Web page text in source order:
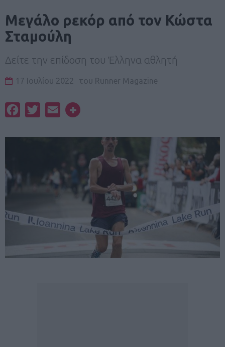
Μεγάλο ρεκόρ από τον Κώστα
Σταμούλη
Δείτε την επίδοση του Έλληνα αθλητή
17 Ιουλίου 2022 του Runner Magazine
FacebookTwitterEmail